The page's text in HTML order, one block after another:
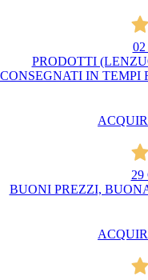
PRODOTTI
CONSEGNATI IN TEMPI
29
BUONI PREZZI,